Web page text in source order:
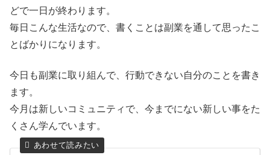
どで一日が終わります。
毎日こんな生活なので、書くことは副業を通して思ったこ
とばかりになります。
今日も副業に取り組んで、行動できない自分のことを書き
ます。
今月は新しいコミュニティで、今までにない新しい事をた
くさん学んでいます。